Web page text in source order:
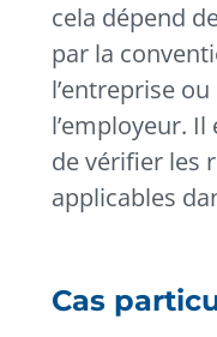
cela dépend
par la
l’entreprise ou
l’employeur.
de vérifier les
applicables
Cas